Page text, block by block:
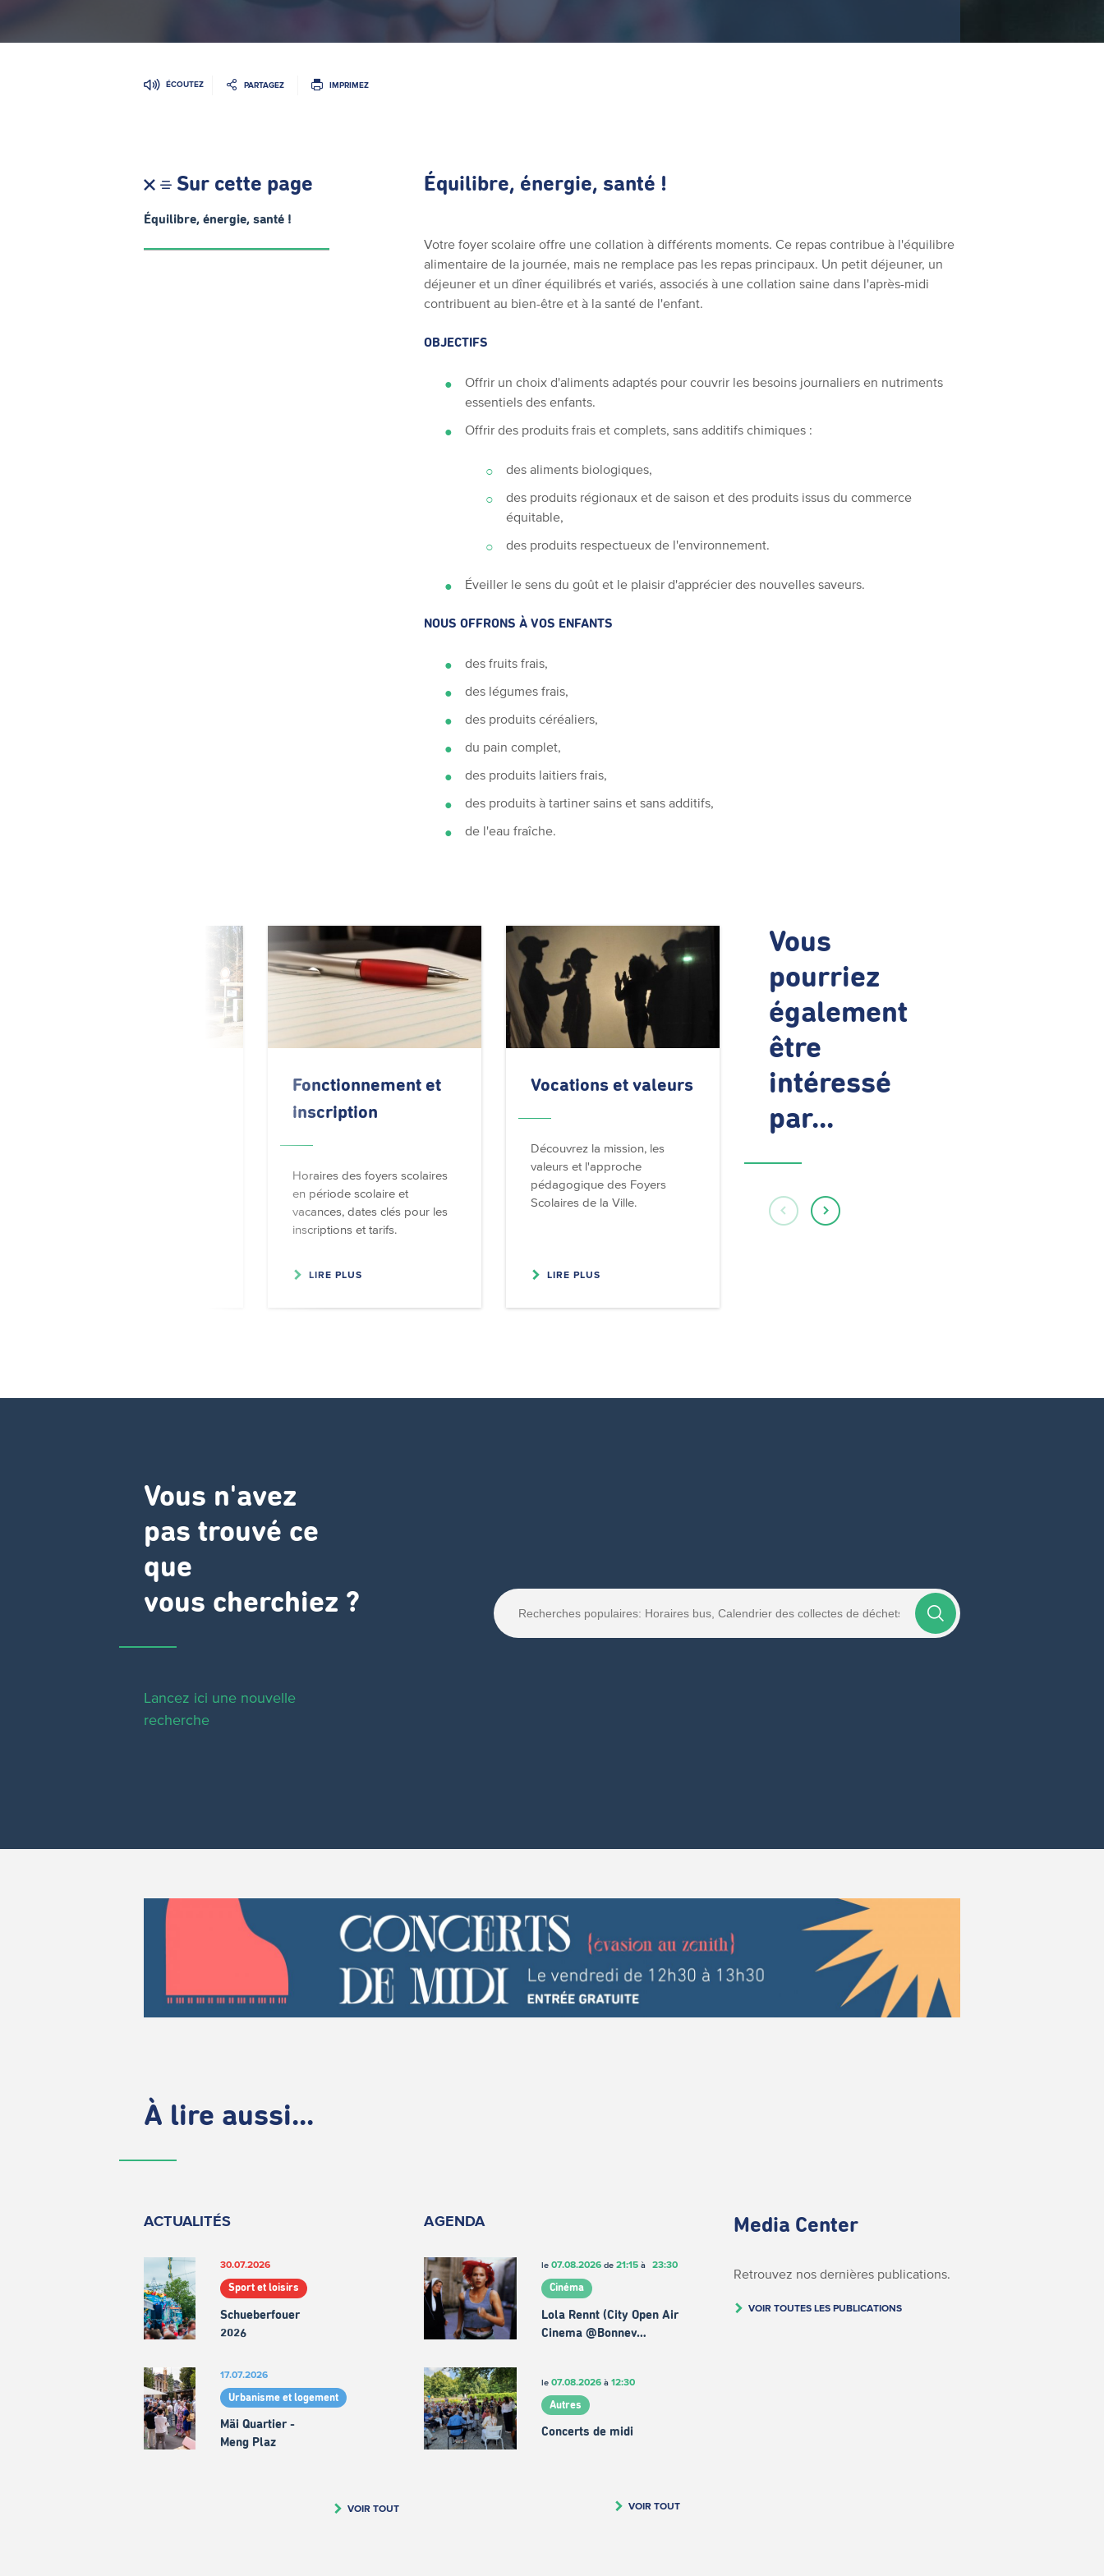
ÉCOUTEZ PARTAGEZ IMPRIMEZ
Sur cette page
Équilibre, énergie, santé !
Équilibre, énergie, santé !
Votre foyer scolaire offre une collation à différents moments. Ce repas contribue à l'équilibre
alimentaire de la journée, mais ne remplace pas les repas principaux. Un petit déjeuner, un
déjeuner et un dîner équilibrés et variés, associés à une collation saine dans l'après-midi
contribuent au bien-être et à la santé de l'enfant.
OBJECTIFS
Offrir un choix d'aliments adaptés pour couvrir les besoins journaliers en nutriments
essentiels des enfants.
Offrir des produits frais et complets, sans additifs chimiques :
des aliments biologiques,
des produits régionaux et de saison et des produits issus du commerce
équitable,
des produits respectueux de l'environnement.
Éveiller le sens du goût et le plaisir d'apprécier des nouvelles saveurs.
NOUS OFFRONS À VOS ENFANTS
des fruits frais,
des légumes frais,
des produits céréaliers,
du pain complet,
des produits laitiers frais,
des produits à tartiner sains et sans additifs,
de l'eau fraîche.
Vous
pourriez
également
être
intéressé
par...
Vocations et valeurs
Découvrez la mission, les
valeurs et l'approche
pédagogique des Foyers
Scolaires de la Ville.
LIRE PLUS
Fonctionnementet
inscription
Horaires des foyers scolaires
en période scolaire et
vacances, dates clés pour les
inscriptions et tarifs.
LIRE PLUS
Vous n'avez
pas trouvé ce
que
vous cherchiez ?
Lancez ici une nouvelle
recherche
À lire aussi...
ACTUALITÉS
30.07.2026
Sport et loisirs
Schueberfouer
2026
17.07.2026
Urbanisme et logement
Mäi Quartier -
Meng Plaz
VOIR TOUT
AGENDA
le 07.08.2026de 21:15à 23:30
Cinéma
Lola Rennt (City Open Air
Cinema @Bonnev…
le 07.08.2026à 12:30
Autres
Concerts de midi
VOIR TOUT
Media Center
Retrouvez nos dernières publications.
VOIR TOUTES LES PUBLICATIONS